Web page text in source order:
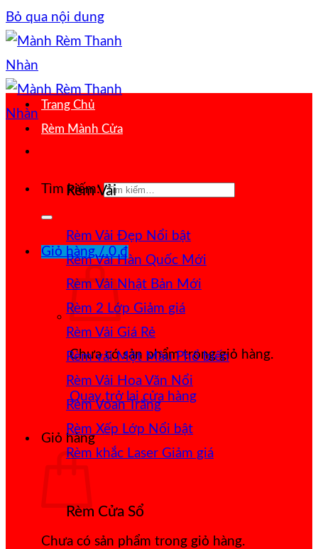
Bỏ qua nội dung
Tìm kiếm:
Giỏ hàng /0₫
Chưa có sản phẩm trong giỏ hàng.
Quay trở lại cửa hàng
Giỏ hàng
Chưa có sản phẩm trong giỏ hàng.
Trang Chủ
Rèm Mành Cửa
Rèm Vải
Rèm Vải Đẹp
Rèm Vải Hàn Quốc
Rèm Vải Nhật Bản
Rèm 2 Lớp
Rèm Vải Giá Rẻ
Rèm vải Một Màu
Rèm Vải Hoa Văn Nổi
Rèm Voan Trắng
Rèm Xếp Lớp
Rèm khắc Laser
Rèm Cửa Sổ